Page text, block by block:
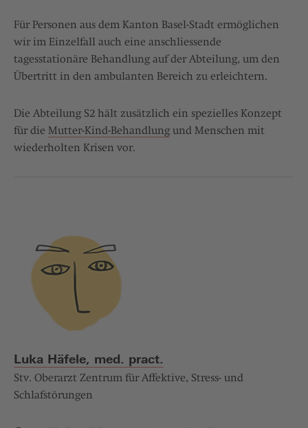
Für Personen aus dem Kanton Basel-Stadt ermöglichen
wir im Einzelfall auch eine anschliessende
tagesstationäre Behandlung auf der Abteilung, um den
Übertritt in den ambulanten Bereich zu erleichtern.
Die Abteilung S2 hält zusätzlich ein spezielles Konzept
für die Mutter-Kind-Behandlung und Menschen mit
wiederholten Krisen vor.
Luka Häfele, med. pract.
Stv. Oberarzt Zentrum für Affektive, Stress- und
Schlafstörungen